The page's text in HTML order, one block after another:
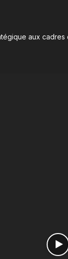
aux